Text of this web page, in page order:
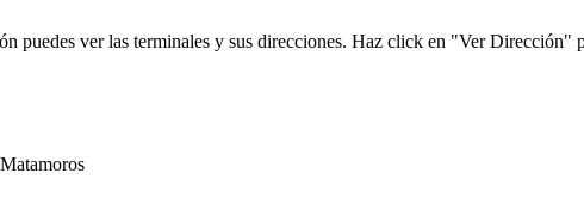
puedes ver las terminales y sus direcciones. Haz click en "Ver Dirección"